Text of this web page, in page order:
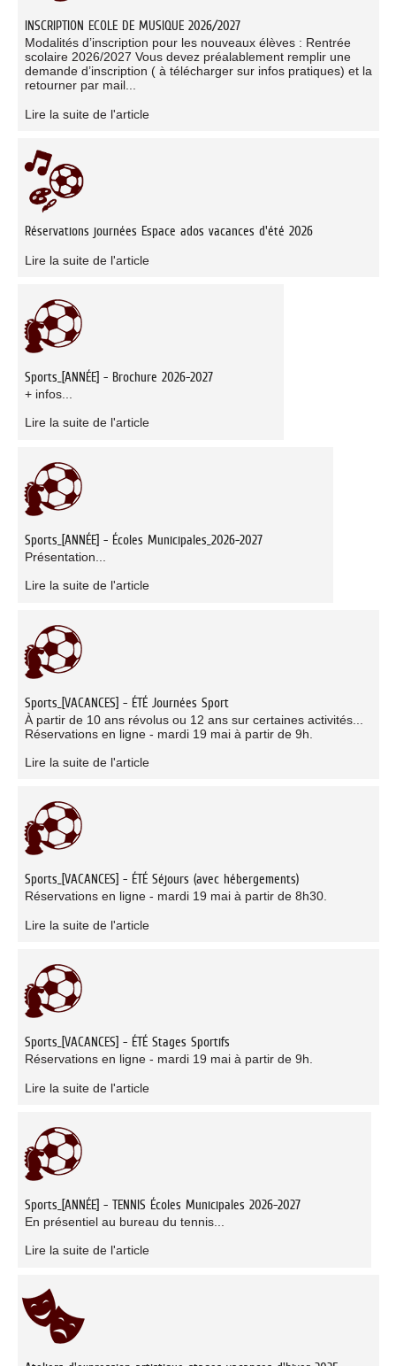
INSCRIPTION ECOLE DE MUSIQUE 2026/2027
Modalités d’inscription pour les nouveaux élèves : Rentrée
scolaire 2026/2027 Vous devez préalablement remplir une
demande d’inscription ( à télécharger sur infos pratiques) et la
retourner par mail...
Lire la suite de l'article
Réservations journées Espace ados vacances d'été 2026
Lire la suite de l'article
Sports_[ANNÉE] - Brochure 2026-2027
+ infos...
Lire la suite de l'article
Sports_[ANNÉE] - Écoles Municipales_2026-2027
Présentation...
Lire la suite de l'article
Sports_[VACANCES] - ÉTÉ Journées Sport
À partir de 10 ans révolus ou 12 ans sur certaines activités...
Réservations en ligne - mardi 19 mai à partir de 9h.
Lire la suite de l'article
Sports_[VACANCES] - ÉTÉ Séjours (avec hébergements)
Réservations en ligne - mardi 19 mai à partir de 8h30.
Lire la suite de l'article
Sports_[VACANCES] - ÉTÉ Stages Sportifs
Réservations en ligne - mardi 19 mai à partir de 9h.
Lire la suite de l'article
Sports_[ANNÉE] - TENNIS Écoles Municipales 2026-2027
En présentiel au bureau du tennis...
Lire la suite de l'article